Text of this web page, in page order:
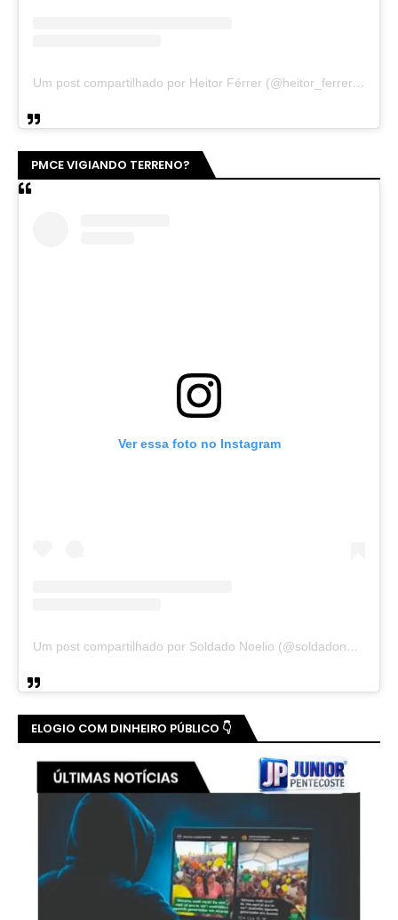
Um post compartilhado por Heitor Férrer (@heitor_ferrer77)
PMCE VIGIANDO TERRENO?
Ver essa foto no Instagram
Um post compartilhado por Soldado Noelio (@soldadonoelio)
ELOGIO COM DINHEIRO PÚBLICO 👇